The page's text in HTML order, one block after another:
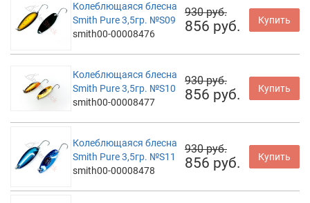
Колеблющаяся блесна
Smith Pure 3,5гр. №S09
smith00-00008476
930 руб.
856 руб. Купить
Колеблющаяся блесна
Smith Pure 3,5гр. №S10
smith00-00008477
930 руб.
856 руб. Купить
Колеблющаяся блесна
Smith Pure 3,5гр. №S11
smith00-00008478
930 руб.
856 руб. Купить